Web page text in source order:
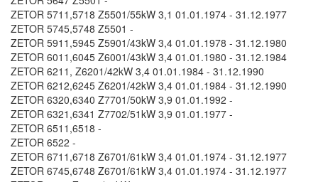
ZETOR 5711,5718 Z5501/55kW 3,1 01.01.1974 - 31.12.1977
ZETOR 5745,5748 Z5501 -
ZETOR 5911,5945 Z5901/43kW 3,4 01.01.1978 - 31.12.1980
ZETOR 6011,6045 Z6001/43kW 3,4 01.01.1980 - 31.12.1984
ZETOR 6211, Z6201/42kW 3,4 01.01.1984 - 31.12.1990
ZETOR 6212,6245 Z6201/42kW 3,4 01.01.1984 - 31.12.1990
ZETOR 6320,6340 Z7701/50kW 3,9 01.01.1992 -
ZETOR 6321,6341 Z7702/51kW 3,9 01.01.1977 -
ZETOR 6511,6518 -
ZETOR 6522 -
ZETOR 6711,6718 Z6701/61kW 3,4 01.01.1974 - 31.12.1977
ZETOR 6745,6748 Z6701/61kW 3,4 01.01.1974 - 31.12.1977